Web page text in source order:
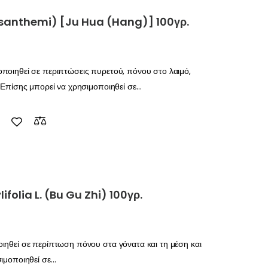
[Ju Hua (Hang)] 100γρ.
σε περιπτώσεις πυρετού, πόνου στο λαιμό,
μπορεί να χρησιμοποιηθεί σε…
L. (Bu Gu Zhi) 100γρ.
σε περίπτωση πόνου στα γόνατα και τη μέση και
σε…